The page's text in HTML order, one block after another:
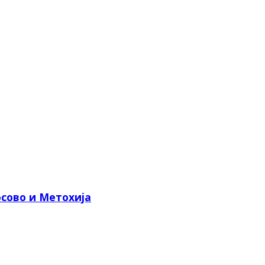
и Метохија